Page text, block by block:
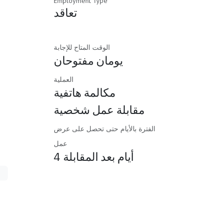
تعاقد
الوقت المتاح للإجابة
يومان مفتوحان
العملية
مكالمة هاتفية
مقابلة عمل شخصية
الفترة بالأيام حتى تحصل على عرض
عمل
4 أيام بعد المقابلة